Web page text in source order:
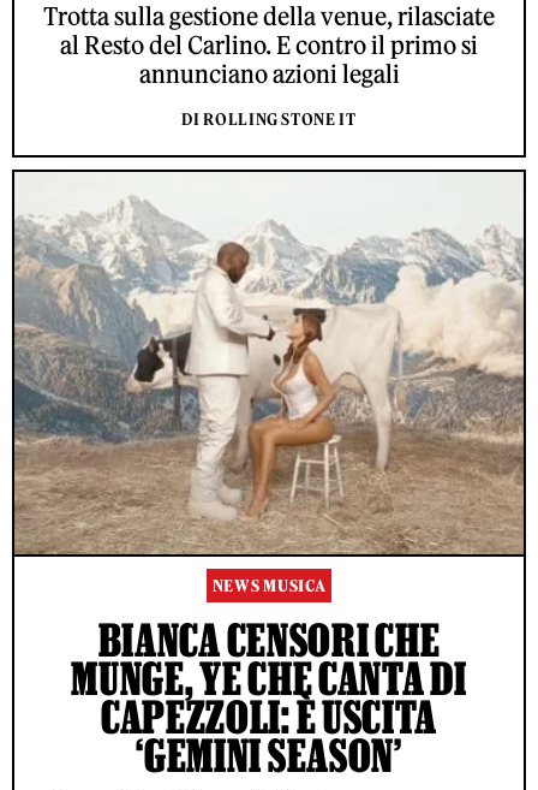
Trotta sulla gestione della venue, rilasciate
al Resto del Carlino. E contro il primo si
annunciano azioni legali
DI ROLLING STONE IT
NEWS MUSICA
BIANCA CENSORI CHE
MUNGE, YE CHE CANTA DI
CAPEZZOLI: È USCITA
‘GEMINI SEASON’